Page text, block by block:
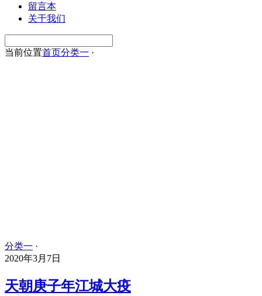
留言本
关于我们
当前位置首页分类一 ·
分类一 ·
2020年3月7日
天朝庚子年江城大疫